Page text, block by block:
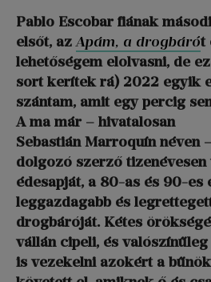
Pablo Escobar fiának
elsőt, azApám, a drogbárót
lehetőségem elolvasni, de
sort kerítek rá) 2022 egyik
szántam, amit egy percig
A ma már – hivatalosan
Sebastián Marroquín néven
dolgozó szerző tizenévesen
édesapját, a 80-as és 90-es
leggazdagabb és
drogbáróját. Kétes
vállán cipeli, és
is vezekelni azokért a